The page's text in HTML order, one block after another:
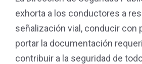
exhorta a los conductores a
señalización vial, conducir con
portar la documentación
contribuir a la seguridad de